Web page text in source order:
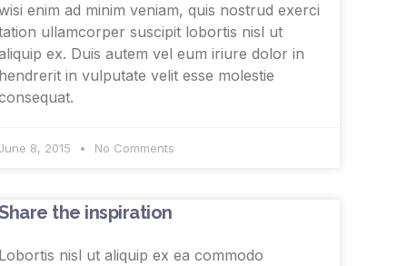
enim ad minim veniam, quis nostrud exerci
ullamcorper suscipit lobortis nisl ut
ex. Duis autem vel eum iriure dolor in
hendrerit in vulputate velit esse molestie
June 8, 2015 No Comments
the inspiration
Lobortis nisl ut aliquip ex ea commodo